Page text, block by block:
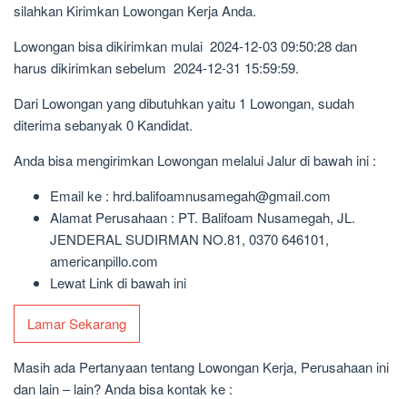
silahkan Kirimkan Lowongan Kerja Anda.
Lowongan bisa dikirimkan mulai 2024-12-03 09:50:28 dan
harus dikirimkan sebelum 2024-12-31 15:59:59.
Dari Lowongan yang dibutuhkan yaitu 1 Lowongan, sudah
diterima sebanyak 0 Kandidat.
Anda bisa mengirimkan Lowongan melalui Jalur di bawah ini :
Email ke : hrd.balifoamnusamegah@gmail.com
Alamat Perusahaan : PT. Balifoam Nusamegah, JL.
JENDERAL SUDIRMAN NO.81, 0370 646101,
americanpillo.com
Lewat Link di bawah ini
Lamar Sekarang
Masih ada Pertanyaan tentang Lowongan Kerja, Perusahaan ini
dan lain – lain? Anda bisa kontak ke :